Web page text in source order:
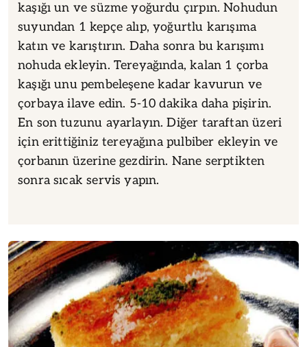
kaşığı un ve süzme yoğurdu çırpın. Nohudun
suyundan 1 kepçe alıp, yoğurtlu karışıma
katın ve karıştırın. Daha sonra bu karışımı
nohuda ekleyin. Tereyağında, kalan 1 çorba
kaşığı unu pembeleşene kadar kavurun ve
çorbaya ilave edin. 5-10 dakika daha pişirin.
En son tuzunu ayarlayın. Diğer taraftan üzeri
için erittiğiniz tereyağına pulbiber ekleyin ve
çorbanın üzerine gezdirin. Nane serptikten
sonra sıcak servis yapın.